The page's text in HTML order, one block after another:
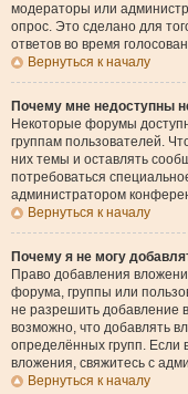
модераторы или
опрос. Это сделано для
ответов во время
Вернуться к началу
Почему мне недоступны
Некоторые форумы
группам пользователей.
них темы и оставлять
потребоваться
администратором
Вернуться к началу
Почему я не могу
Право добавления
форума, группы или
не разрешить добавление
возможно, что добавлять
определённых групп. Если
вложения, свяжитесь с
Вернуться к началу